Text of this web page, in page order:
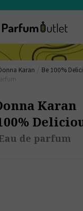
Karan Be 100%
Karan
de parfum